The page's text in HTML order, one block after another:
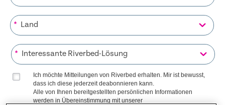
*
*
Ich möchte Mitteilungen von Riverbed erhalten. Mir ist bewusst,
dass ich diese jederzeit deabonnieren kann.
Alle von Ihnen bereitgestellten persönlichen Informationen
werden in Übereinstimmung mit unserer